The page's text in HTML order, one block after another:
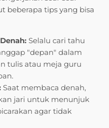
beberapa tips yang bisa
Selalu cari tahu
"depan" dalam
tulis atau meja guru
Saat membaca denah,
jari untuk menunjuk
agar tidak